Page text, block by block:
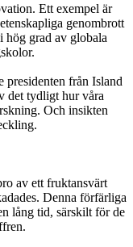
Ett exempel är
genombrott
hög grad av globala
presidenten från Island
det tydligt hur våra
Och insikten
av ett fruktansvärt
Denna förfärliga
lång tid, särskilt för de